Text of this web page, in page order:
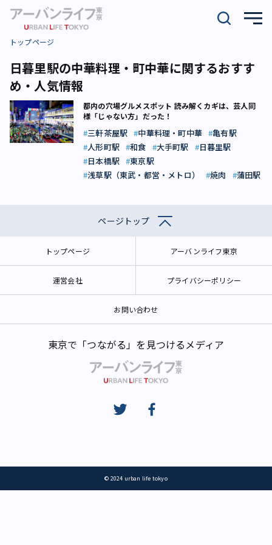
トップページ
日暮里駅の中華料理・町中華に関するおすす
め・人気情報
都内の穴場グルメスポット 読み解くカギは、芸人同
様「じゃない方」だった！
三軒茶屋駅 中華料理・町中華
亀有駅
人形町駅
和食 大手町駅
日暮里駅
日本橋駅
東京駅
浅草駅（東武・都営・メトロ）
焼肉 蒲田駅
ページトップ
トップページ アーバンライフ東京
運営会社 プライバシーポリシー
お問い合わせ
東京で「つながる」を見つけるメディア
© 2024 urban life tokyo